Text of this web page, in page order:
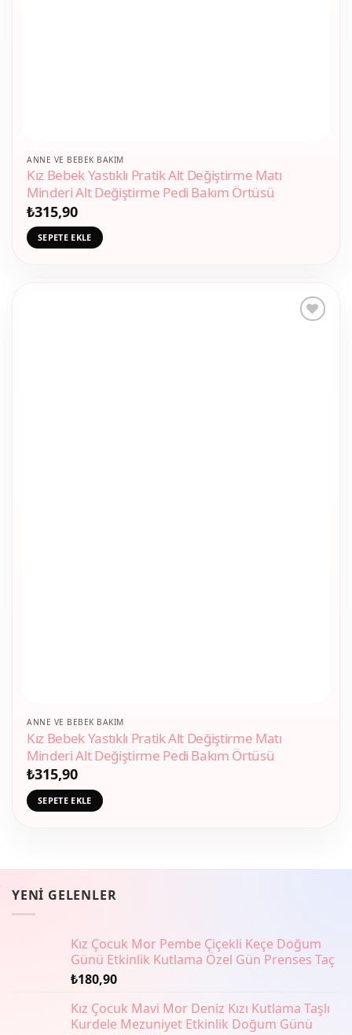
ANNE VE BEBEK BAKIM
Kız Bebek Yastıklı Pratik Alt Değiştirme Matı
Minderi Alt Değiştirme Pedi Bakım Örtüsü
₺315,90
SEPETE EKLE
ANNE VE BEBEK BAKIM
Kız Bebek Yastıklı Pratik Alt Değiştirme Matı
Minderi Alt Değiştirme Pedi Bakım Örtüsü
₺315,90
SEPETE EKLE
YENI GELENLER
Kız Çocuk Mor Pembe Çiçekli Keçe Doğum
Günü Etkinlik Kutlama Özel Gün Prenses Taç
₺180,90
Kız Çocuk Mavi Mor Deniz Kızı Kutlama Taşlı
Kurdele Mezuniyet Etkinlik Doğum Günü